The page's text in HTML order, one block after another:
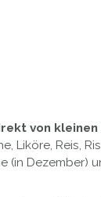
von
Liköre, Reis,
(in Dezember)